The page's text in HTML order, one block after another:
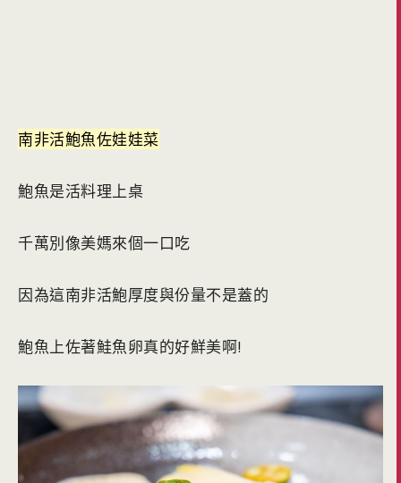
南非活鮑魚佐娃娃菜
鮑魚是活料理上桌
千萬別像美媽來個一口吃
因為這南非活鮑厚度與份量不是蓋的
鮑魚上佐著鮭魚卵真的好鮮美啊!